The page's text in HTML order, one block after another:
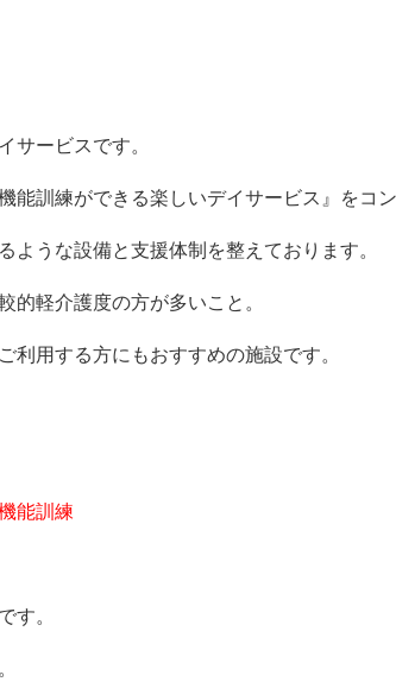
サービスです。
能訓練ができる楽しいデイサービス』をコン
ような設備と支援体制を整えております。
的軽介護度の方が多いこと。
利用する方にもおすすめの施設です。
能訓練
す。